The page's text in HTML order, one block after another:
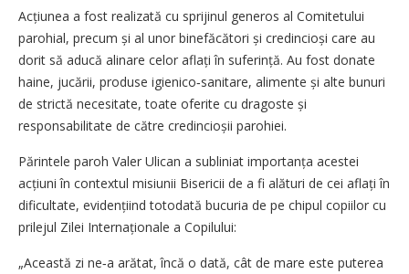
Acțiunea a fost realizată cu sprijinul generos al Comitetului
parohial, precum și al unor binefăcători și credincioși care au
dorit să aducă alinare celor aflați în suferință. Au fost donate
haine, jucării, produse igienico‑sanitare, alimente și alte bunuri
de strictă necesitate, toate oferite cu dragoste și
responsabilitate de către credincioșii parohiei.
Părintele paroh Valer Ulican a subliniat importanța acestei
acțiuni în contextul misiunii Bisericii de a fi alături de cei aflați în
dificultate, evidențiind totodată bucuria de pe chipul copiilor cu
prilejul Zilei Internaționale a Copilului:
„Această zi ne‑a arătat, încă o dată, cât de mare este puterea